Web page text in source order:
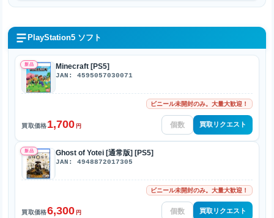
PlayStation5 ソフト
新品 Minecraft [PS5]
JAN: 4595057030071
ビニール未開封のみ。大量大歓迎！
買取価格1,700 円 買取リクエスト
新品 Ghost of Yotei [通常版] [PS5]
JAN: 4948872017305
ビニール未開封のみ。大量大歓迎！
買取価格6,300 円 買取リクエスト